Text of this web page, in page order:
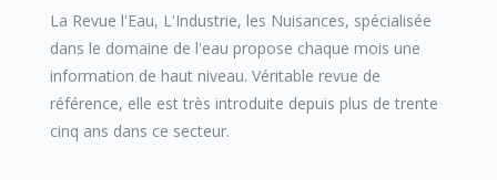
La Revue l'Eau, L'Industrie, les Nuisances, spécialisée
dans le domaine de l'eau propose chaque mois une
information de haut niveau. Véritable revue de
référence, elle est très introduite depuis plus de trente
cinq ans dans ce secteur.